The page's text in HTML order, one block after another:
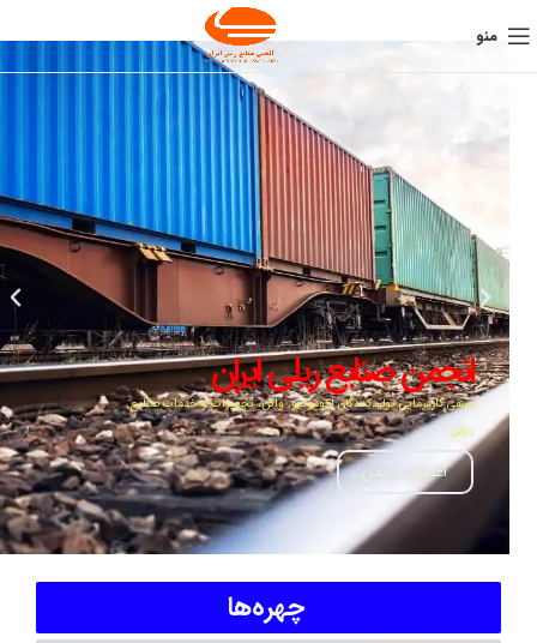
منو
انجمن صنایع ریلی ایران
صنفی کارفرمایی تولیدکنندگان لکوموتیو، واگن، تجهیزات و خدمات صنایع
ریلی
اعضای انجمن
چهره‌ها